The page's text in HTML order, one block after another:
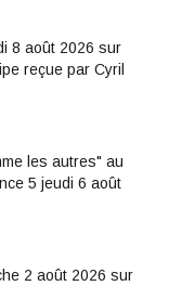
8 août 2026 sur
reçue par Cyril
les autres" au
5 jeudi 6 août
2 août 2026 sur